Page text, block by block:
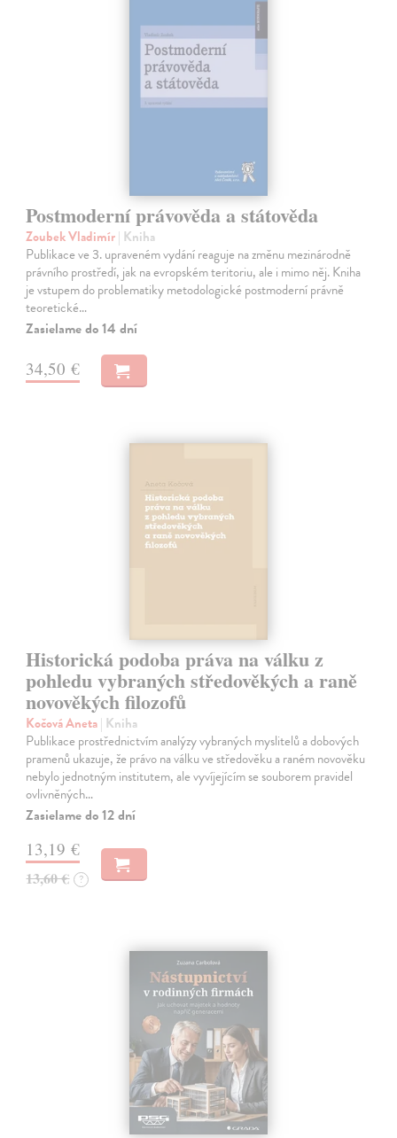
Postmoderní právověda a státověda
Zoubek Vladimír| Kniha
Publikace ve 3. upraveném vydání reaguje na změnu mezinárodně
právního prostředí, jak na evropském teritoriu, ale i mimo něj. Kniha
je vstupem do problematiky metodologické postmoderní právně
teoretické…
Zasielame do 14 dní
34,50 €
Historická podoba práva na válku z
pohledu vybraných středověkých a raně
novověkých filozofů
Kočová Aneta| Kniha
Publikace prostřednictvím analýzy vybraných myslitelů a dobových
pramenů ukazuje, že právo na válku ve středověku a raném novověku
nebylo jednotným institutem, ale vyvíjejícím se souborem pravidel
ovlivněných…
Zasielame do 12 dní
13,19 €
13,60 € ?